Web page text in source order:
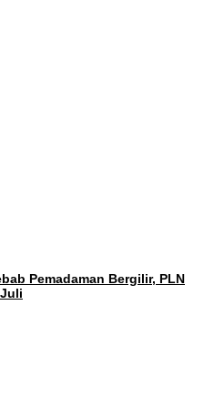
Pemadaman Bergilir, PLN